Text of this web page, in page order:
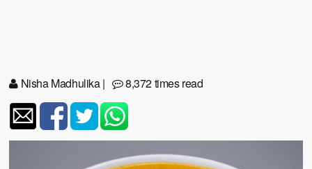
Nisha Madhulika| 8,372 times read